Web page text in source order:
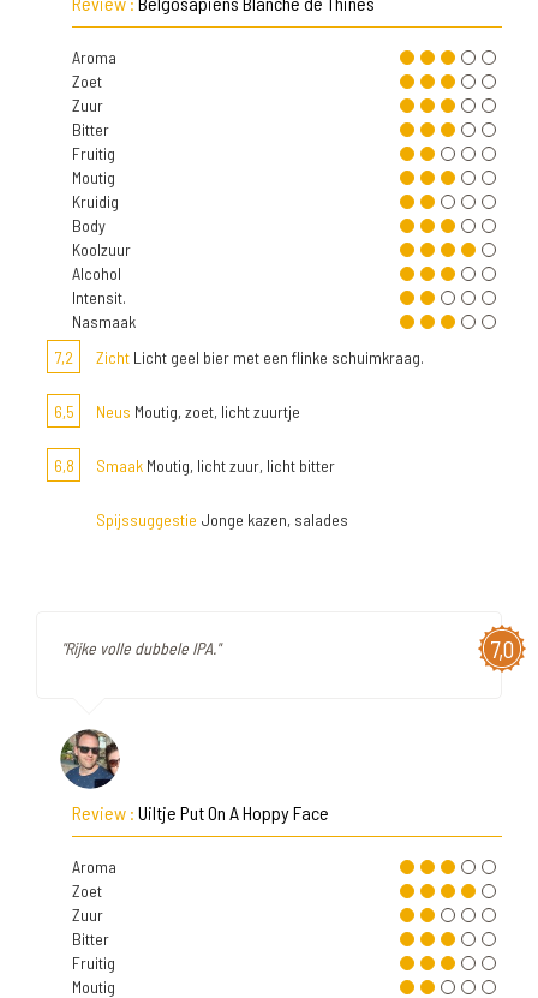
Aroma
Zoet
Zuur
Bitter
Fruitig
Moutig
Kruidig
Body
Koolzuur
Alcohol
Intensit.
Nasmaak
7,2
Zicht Licht geel bier met een flinke schuimkraag.
6,5 Neus Moutig, zoet, licht zuurtje
6,8 Smaak Moutig, licht zuur, licht bitter
Spijssuggestie Jonge kazen, salades
7,0
"Rijke volle dubbele IPA."
Review : Uiltje Put On A Hoppy Face
Aroma
Zoet
Zuur
Bitter
Fruitig
Moutig